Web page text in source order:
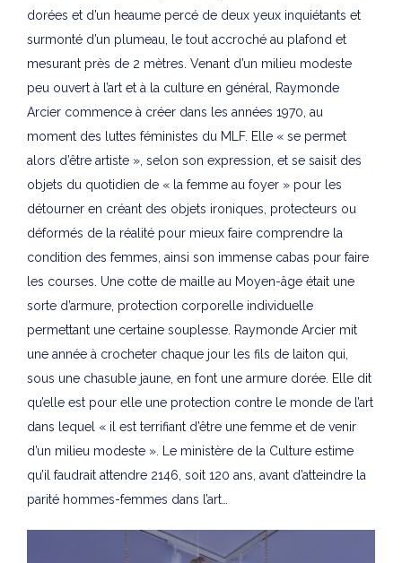
dorées et d’un heaume percé de deux yeux inquiétants et
surmonté d’un plumeau, le tout accroché au plafond et
mesurant près de 2 mètres. Venant d’un milieu modeste
peu ouvert à l’art et à la culture en général, Raymonde
Arcier commence à créer dans les années 1970, au
moment des luttes féministes du MLF. Elle « se permet
alors d’être artiste », selon son expression, et se saisit des
objets du quotidien de « la femme au foyer » pour les
détourner en créant des objets ironiques, protecteurs ou
déformés de la réalité pour mieux faire comprendre la
condition des femmes, ainsi son immense cabas pour faire
les courses. Une cotte de maille au Moyen-âge était une
sorte d’armure, protection corporelle individuelle
permettant une certaine souplesse. Raymonde Arcier mit
une année à crocheter chaque jour les fils de laiton qui,
sous une chasuble jaune, en font une armure dorée. Elle dit
qu’elle est pour elle une protection contre le monde de l’art
dans lequel « il est terrifiant d’être une femme et de venir
d’un milieu modeste ». Le ministère de la Culture estime
qu’il faudrait attendre 2146, soit 120 ans, avant d’atteindre la
parité hommes-femmes dans l’art…